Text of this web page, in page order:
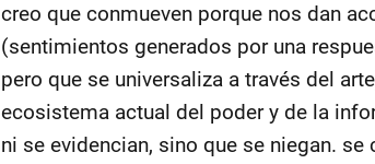
creo que conmueven porque nos dan
(sentimientos generados por una
pero que se universaliza a través del
ecosistema actual del poder y de la
ni se evidencian, sino que se niegan.